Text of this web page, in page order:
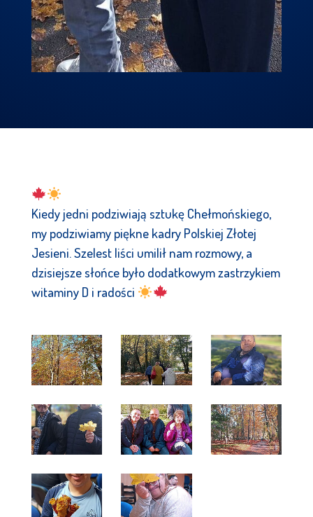
Kiedy jedni podziwiają sztukę Chełmońskiego,
my podziwiamy piękne kadry Polskiej Złotej
Jesieni. Szelest liści umilił nam rozmowy, a
dzisiejsze słońce było dodatkowym zastrzykiem
witaminy D i radości